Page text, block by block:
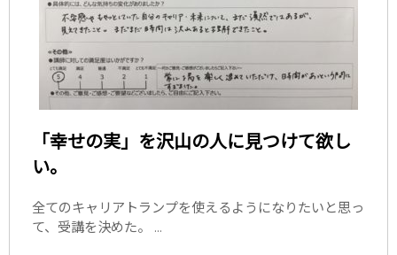
「幸せの実」を沢山の人に見つけて欲し
い。
全てのキャリアトランプを使えるようになりたいと思っ
て、受講を決めた。 ...